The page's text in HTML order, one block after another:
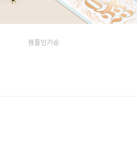
샘플인기순